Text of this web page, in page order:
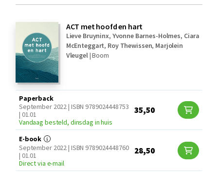
ACT met hoofd en hart
Lieve Bruyninx, Yvonne Barnes-Holmes, Ciara
McEnteggart, Roy Thewissen, Marjolein
Vleugel|Boom
Paperback
September 2022 | ISBN 9789024448753
| 01.01
Vandaag besteld, dinsdag in huis
35,50
E-book
September 2022 | ISBN 9789024448760
| 01.01
Direct via e-mail
28,50